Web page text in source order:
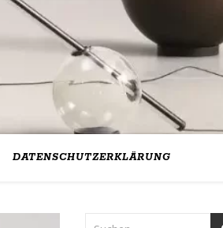
DATENSCHUTZERKLÄRUNG